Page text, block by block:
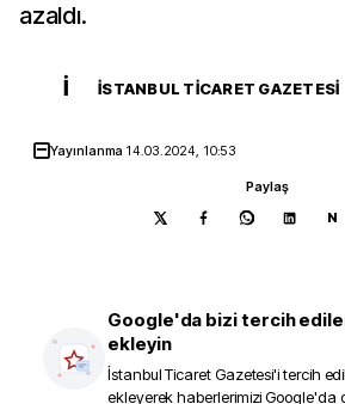
azaldı.
İ İSTANBUL TICARET GAZETESI
Yayınlanma 14.03.2024, 10:53
Paylaş
N
Google'da bizi tercih
ekleyin
İstanbul Ticaret Gazetesi'i tercih
ekleyerek haberlerimizi Google'da